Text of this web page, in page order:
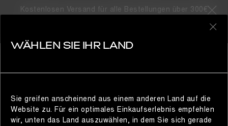
Kostenlosen Versand für alle Bestellungen über 300€
SORRY, KEINE
DAS KÖNNTE DIR AUCH GEFALLEN...
WÄHLEN SIE IHR LAND
Sie greifen anscheinend aus einem anderen Land auf die
Website zu. Für ein optimales Einkaufserlebnis empfehlen
wir, unten das Land auszuwählen, in dem Sie sich gerade